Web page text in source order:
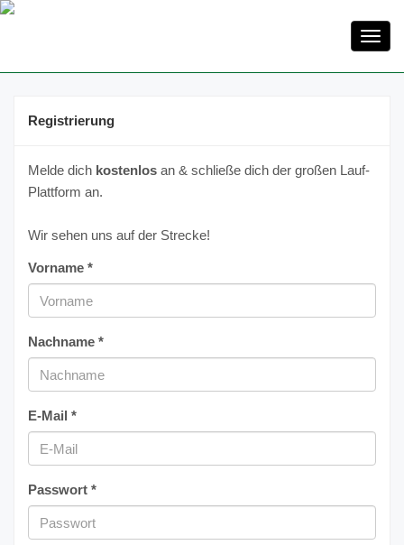
Registrierung
Melde dich kostenlos an & schließe dich der großen Lauf-
Plattform an.
Wir sehen uns auf der Strecke!
Vorname *
Nachname *
E-Mail *
Passwort *